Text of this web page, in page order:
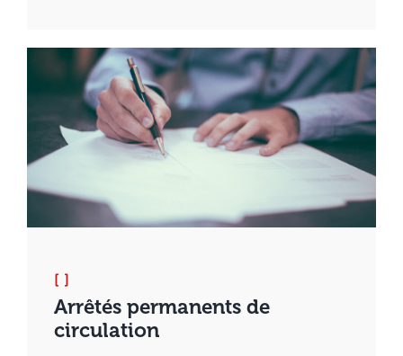
[ ]
Arrêtés permanents de
circulation